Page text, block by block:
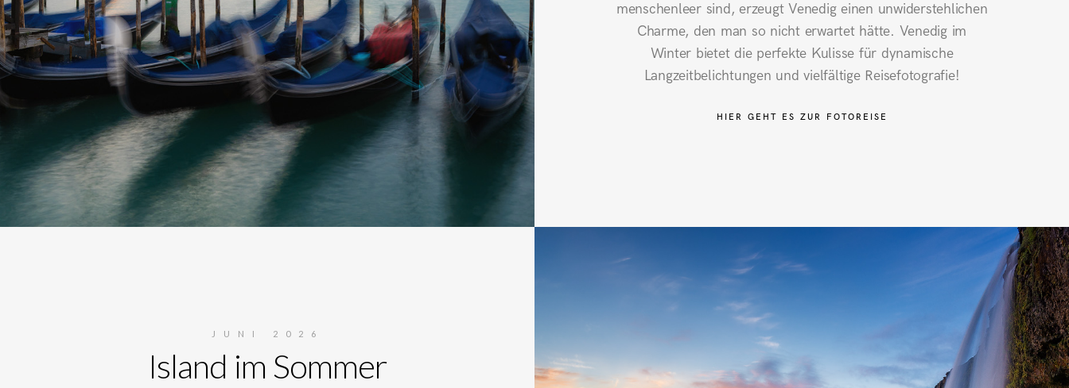
menschenleer sind, erzeugt Venedig einen unwiderstehlichen
Charme, den man so nicht erwartet hätte. Venedig im
Winter bietet die perfekte Kulisse für dynamische
Langzeitbelichtungen und vielfältige Reisefotografie!
HIER GEHT ES ZUR FOTOREISE
JUNI 2026
Island im Sommer